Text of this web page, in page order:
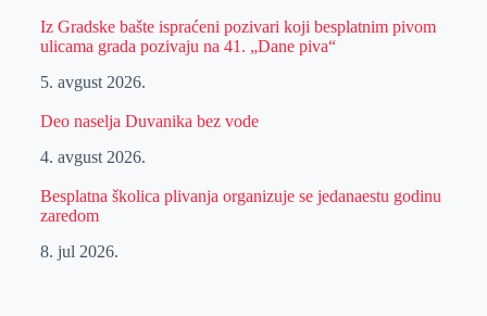
Iz Gradske bašte ispraćeni pozivari koji besplatnim pivom
ulicama grada pozivaju na 41. „Dane piva“
5. avgust 2026.
Deo naselja Duvanika bez vode
4. avgust 2026.
Besplatna školica plivanja organizuje se jedanaestu godinu
zaredom
8. jul 2026.